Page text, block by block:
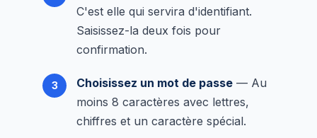
C'est elle qui servira d'identifiant.
Saisissez-la deux fois pour
confirmation.
Choisissez un mot de passe — Au
moins 8 caractères avec lettres,
chiffres et un caractère spécial.